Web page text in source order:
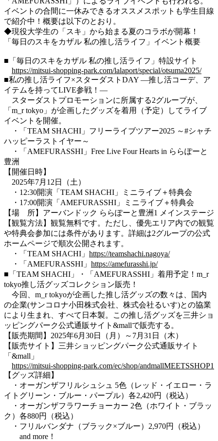
イベントの合間に一休みできるオススメスポットも学生目線
で紹介中！概要は以下のとおり。
◆現役大学生の「スキ」から始まる夏のコラボが開幕！
「毎日のスキをカザル 私の推し活ライフ」イベント概要
■「毎日のスキをカザル 私の推し活ライフ」特設サイト
https://mitsui-shopping-park.com/lalaport/special/otsuma2025/
■私の推し活ライフ×スターダストDAY ―推し活コーデ、ア
イテムを持ってLIVE参戦！―
スターダストプロモーションに所属する2グループが、
「m_r tokyo」が企画したグッズを着用（予定）してライブ
イベントを開催。
・「TEAM SHACHI」フリーライブツアー2025 ～#シャチ
ハッピーラストイヤー～
・「AMEFURASSHI」Free Live Four Hearts in ららぽーと
豊洲
【開催日時】
2025年7月12日（土）
・12:30開演「TEAM SHACHI」ミニライブ＋特典会
・17:00開演「AMEFURASSHI」ミニライブ＋特典会
【場 所】アーバンドック ららぽーと豊洲1 メインステージ
【観覧方法】観覧無料です。ただし、優先エリア内での観覧
や特典会参加には条件があります。 詳細は2グループの公式
ホームページで順次公開されます。
・「TEAM SHACHI」 https://teamshachi.nagoya/
・「AMEFURASSHI」 https://amefurasshi.jp/
■「TEAM SHACHI」・「AMEFURASSHI」着用予定！m_r
tokyo推し活グッズコレクション販売！
今回、 m_r tokyoが企画した推し活グッズの数々は、国内
の企業(サンコロナ小田株式会社、株式会社るいす)との協業
により生まれ、すべて日本製。この推し活グッズを三井ショ
ッピングパーク公式通販サイト&mallで販売する。
【販売期間】2025年6月30日（月）～7月31日（木）
【販売サイト】三井ショッピングパーク公式通販サイト
「&mall」
https://mitsui-shopping-park.com/ec/shop/andmallMEETSSHOP1
【グッズ詳細】
・オーガンザフリルシュシュ 5色（レッド・イエロー・ラ
イトグリーン・ブルー・パープル）各2,420円（税込）
・オーガンザフラワーチョーカー 2色（ホワイト・ブラッ
ク）各880円
（税込）
・フリルバンダナ（ブラック×ブルー）2,970円
（税込）
and more！